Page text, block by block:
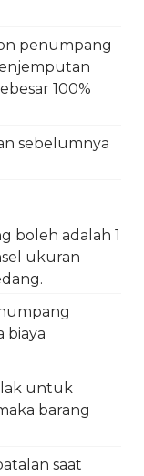
penumpang
100%
sebelumnya
boleh adalah 1
ukuran
biaya
untuk
barang
saat